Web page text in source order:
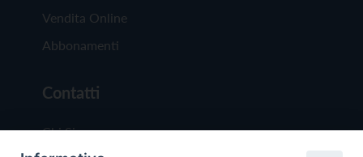
Vendita Online
Abbonamenti
Contatti
Chi Siamo